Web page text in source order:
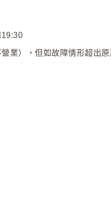
19:30
業），但如故障情形超出